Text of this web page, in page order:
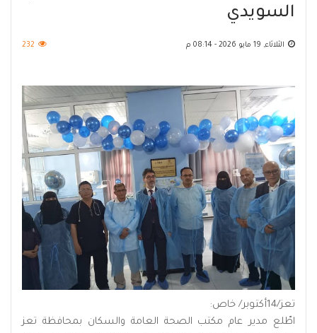
السويدي
الثلاثاء, 19 مايو 2026 - 08:14 م 232
تعز/14أكتوبر/ خاص:
اطّلع مدير عام مكتب الصحة العامة والسكان بمحافظة تعز